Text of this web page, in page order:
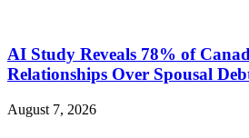
AI Study Reveals 78% of
Relationships Over Spousal
August 7, 2026